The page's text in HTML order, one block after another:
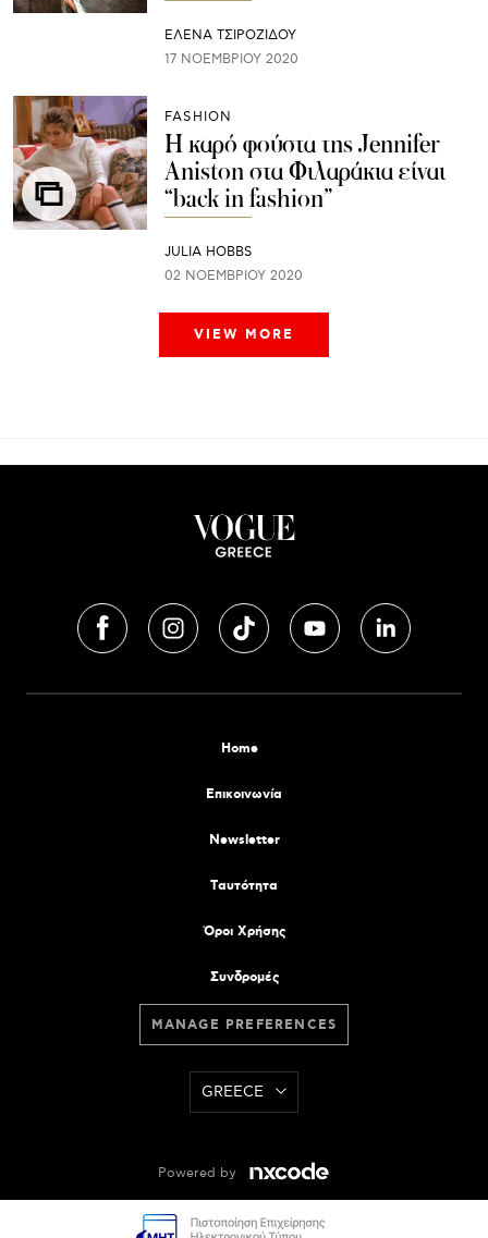
ΈΛΕΝΑ ΤΣΙΡΟΖΊΔΟΥ
17 ΝΟΕΜΒΡΊΟΥ 2020
FASHION
H καρό φούστα της Jennifer
Aniston στα Φιλαράκια είναι
“back in fashion”
JULIA HOBBS
02 ΝΟΕΜΒΡΊΟΥ 2020
VIEW MORE
Home
Επικοινωνία
Newsletter
Tαυτότητα
Όροι Χρήσης
Συνδρομές
MANAGE PREFERENCES
GREECE
Powered by